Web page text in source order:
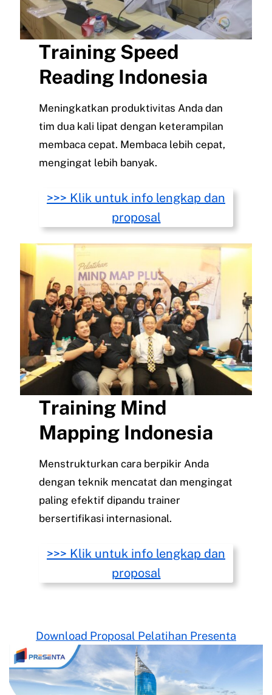
Training Speed
Reading Indonesia
Meningkatkan produktivitas Anda dan
tim dua kali lipat dengan keterampilan
membaca cepat. Membaca lebih cepat,
mengingat lebih banyak.
>>> Klik untuk info lengkap dan
proposal
Training Mind
Mapping Indonesia
Menstrukturkan cara berpikir Anda
dengan teknik mencatat dan mengingat
paling efektif dipandu trainer
bersertifikasi internasional.
>>> Klik untuk info lengkap dan
proposal
Download Proposal Pelatihan Presenta